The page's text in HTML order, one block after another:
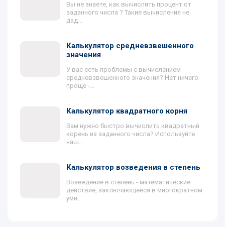
Вы не знаете, как вычислить процент от
заданного числа ? Такие вычисления не
дад...
Калькулятор средневзвешенного
значения
У вас есть проблемы с вычислением
средневзвешенного значения? Нет ничего
проще -...
Калькулятор квадратного корня
Вам нужно быстро вычислить квадратный
корень из заданного числа? Используйте
наш...
Калькулятор возведения в степень
Возведение в степень - математические
действие, заключающееся в многократном
умн...